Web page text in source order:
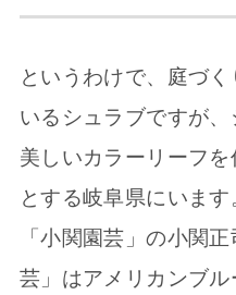
というわけで、庭づ
いるシュラブですが
美しいカラーリーフ
とする岐阜県にいま
「小関園芸」の小関
芸」はアメリカンブル